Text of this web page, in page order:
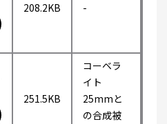
208.2KB -
251.5KB
コーベラ
イト
25mmと
の合成被